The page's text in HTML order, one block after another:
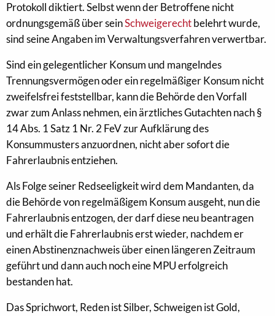
Protokoll diktiert. Selbst wenn der Betroffene nicht
ordnungsgemäß über seinSchweigerechtbelehrt wurde,
sind seine Angaben im Verwaltungsverfahren verwertbar.
Sind ein gelegentlicher Konsum und mangelndes
Trennungsvermögen oder ein regelmäßiger Konsum nicht
zweifelsfrei feststellbar, kann die Behörde den Vorfall
zwar zum Anlass nehmen, ein ärztliches Gutachten nach §
14 Abs. 1 Satz 1 Nr. 2 FeV zur Aufklärung des
Konsummusters anzuordnen, nicht aber sofort die
Fahrerlaubnis entziehen.
Als Folge seiner Redseeligkeit wird dem Mandanten, da
die Behörde von regelmäßigem Konsum ausgeht, nun die
Fahrerlaubnis entzogen, der darf diese neu beantragen
und erhält die Fahrerlaubnis erst wieder, nachdem er
einen Abstinenznachweis über einen längeren Zeitraum
geführt und dann auch noch eine MPU erfolgreich
bestanden hat.
Das Sprichwort, Reden ist Silber, Schweigen ist Gold,